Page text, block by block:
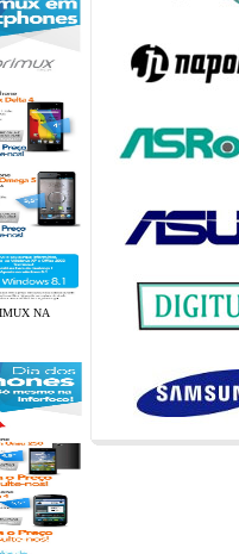
NA